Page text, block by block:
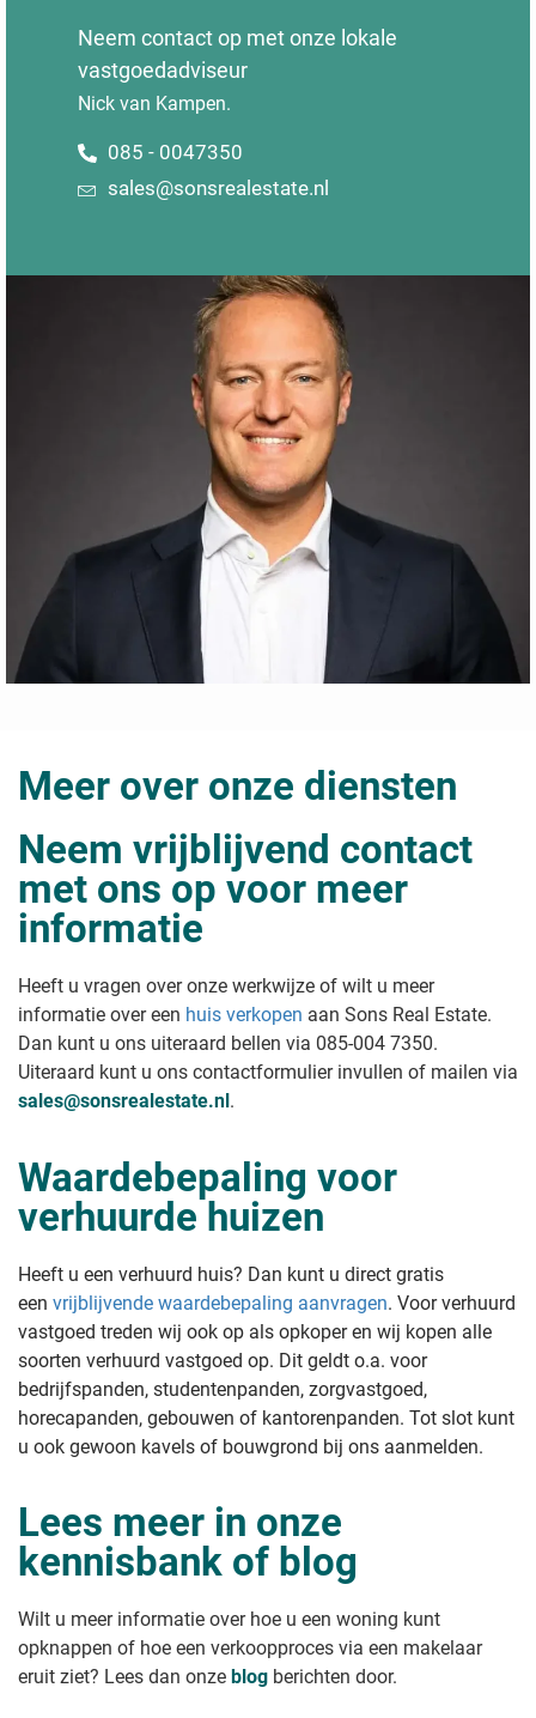
Neem contact op met onze lokale
vastgoedadviseur
Nick van Kampen.
085 - 0047350
sales@sonsrealestate.nl
Meer over onze diensten
Neem vrijblijvend contact
met ons op voor meer
informatie
Heeft u vragen over onze werkwijze of wilt u meer
informatie over een huis verkopen aan Sons Real Estate.
Dan kunt u ons uiteraard bellen via 085-004 7350.
Uiteraard kunt u ons contactformulier invullen of mailen via
sales@sonsrealestate.nl .
Waardebepaling voor
verhuurde huizen
Heeft u een verhuurd huis? Dan kunt u direct gratis
een vrijblijvende waardebepaling aanvragen. Voor verhuurd
vastgoed treden wij ook op als opkoper en wij kopen alle
soorten verhuurd vastgoed op. Dit geldt o.a. voor
bedrijfspanden, studentenpanden, zorgvastgoed,
horecapanden, gebouwen of kantorenpanden. Tot slot kunt
u ook gewoon kavels of bouwgrond bij ons aanmelden.
Lees meer in onze
kennisbank of blog
Wilt u meer informatie over hoe u een woning kunt
opknappen of hoe een verkoopproces via een makelaar
eruit ziet? Lees dan onze blog berichten door.